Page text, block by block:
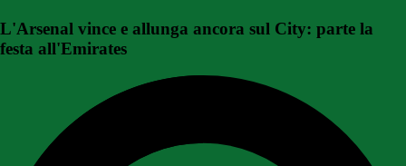
L'Arsenal vince e allunga ancora sul City: parte la
festa all'Emirates